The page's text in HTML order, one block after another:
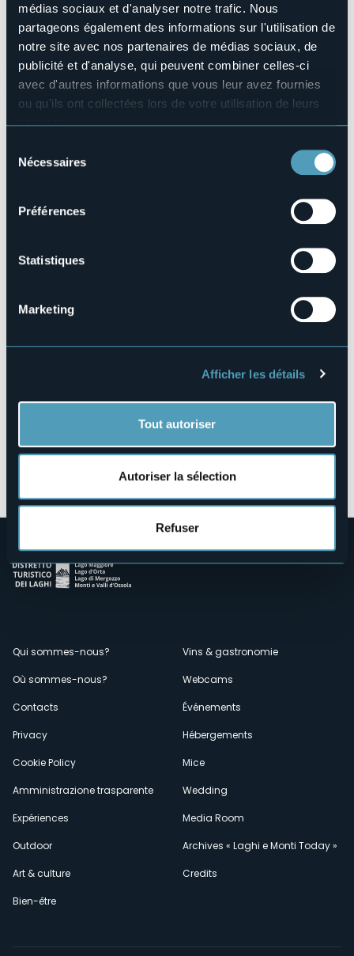
médias sociaux et d'analyser notre trafic. Nous
partageons également des informations sur l'utilisation de
notre site avec nos partenaires de médias sociaux, de
publicité et d'analyse, qui peuvent combiner celles-ci
avec d'autres informations que vous leur avez fournies
ou qu'ils ont collectées lors de votre utilisation de leurs
services.
manière de les gérer et de les supprimer,
cliquez ici
Nécessaires
Préférences
Statistiques
Marketing
Afficher les détails
Tout autoriser
Autoriser la sélection
Refuser
Nombres de lits
39
E-mail
info@monterosaresidence.com
Site Internet
http://www.monterosaresidence.com
Codice CIR
Réserver
28876 - Staffa (VB)
Menù
secondario
Qui sommes-nous?
Où sommes-nous?
Contacts
Privacy
Cookie Policy
Amministrazione trasparente
Expériences
Outdoor
Art & culture
Bien-être
Vins & gastronomie
Webcams
Événements
Hébergements
Mice
Wedding
Media Room
Archives « Laghi e Monti Today »
Credits